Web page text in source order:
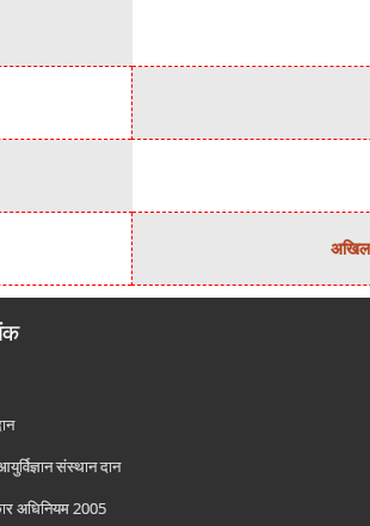
अखिल
संस्थान दान
अधिनियम 2005